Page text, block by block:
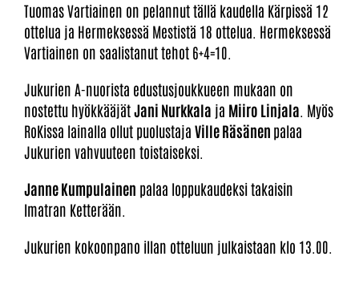
Tuomas Vartiainen on pelannut tällä kaudella Kärpissä 12
ottelua ja Hermeksessä Mestistä 18 ottelua. Hermeksessä
Vartiainen on saalistanut tehot 6+4=10.
Jukurien A-nuorista edustusjoukkueen mukaan on
nostettu hyökkääjätJani Nurkkala ja Miiro Linjala . Myös
RoKissa lainalla ollut puolustaja Ville Räsänen palaa
Jukurien vahvuuteen toistaiseksi.
Janne Kumpulainen palaa loppukaudeksi takaisin
Imatran Ketterään.
Jukurien kokoonpano illan otteluun julkaistaan klo 13.00.